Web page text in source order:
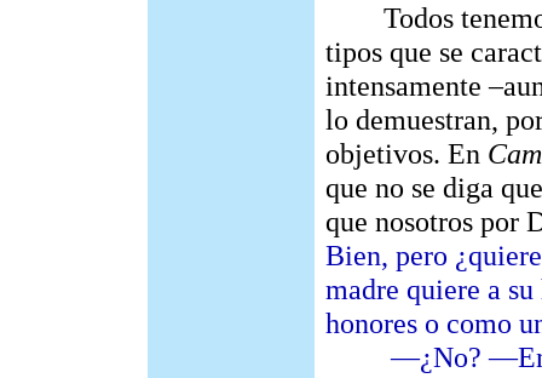
Todos
tipos que se
intensamente
lo demuestran,
objetivos. En
que no se diga
que nosotros por
Bien, pero
madre quiere a
honores o como
—¿No?